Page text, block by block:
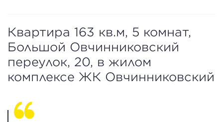
Квартира 163 кв.м, 5 комнат,
Большой Овчинниковский
переулок, 20, в жилом
комплексе ЖК Овчинниковский